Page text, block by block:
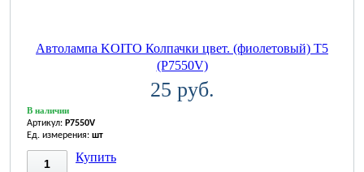
Автолампа KOITO Колпачки цвет. (фиолетовый) T5
(P7550V)
25 руб.
В наличии
Артикул: P7550V
Ед. измерения: шт
Купить